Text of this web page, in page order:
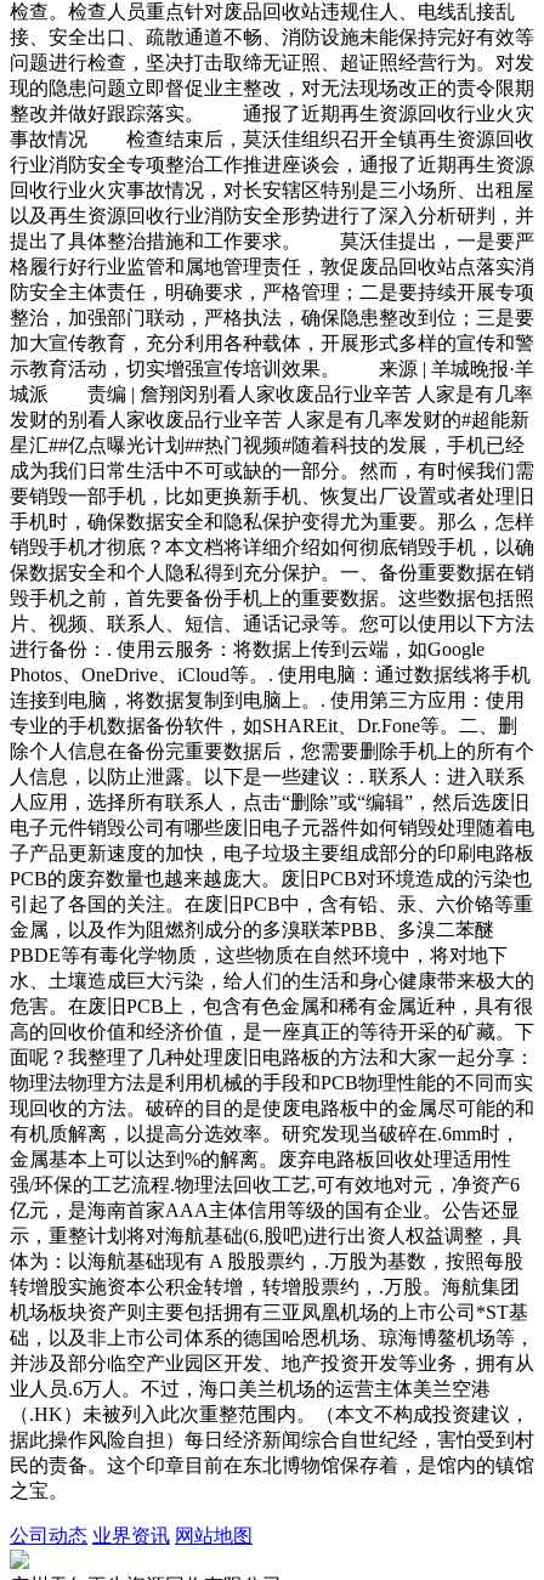
检查。检查人员重点针对废品回收站违规住人、电线乱接乱
接、安全出口、疏散通道不畅、消防设施未能保持完好有效等
问题进行检查，坚决打击取缔无证照、超证照经营行为。对发
现的隐患问题立即督促业主整改，对无法现场改正的责令限期
整改并做好跟踪落实。 通报了近期再生资源回收行业火灾
事故情况 检查结束后，莫沃佳组织召开全镇再生资源回收
行业消防安全专项整治工作推进座谈会，通报了近期再生资源
回收行业火灾事故情况，对长安辖区特别是三小场所、出租屋
以及再生资源回收行业消防安全形势进行了深入分析研判，并
提出了具体整治措施和工作要求。 莫沃佳提出，一是要严
格履行好行业监管和属地管理责任，敦促废品回收站点落实消
防安全主体责任，明确要求，严格管理；二是要持续开展专项
整治，加强部门联动，严格执法，确保隐患整改到位；三是要
加大宣传教育，充分利用各种载体，开展形式多样的宣传和警
示教育活动，切实增强宣传培训效果。 来源 | 羊城晚报·羊
城派 责编 | 詹翔闵别看人家收废品行业辛苦 人家是有几率
发财的别看人家收废品行业辛苦 人家是有几率发财的#超能新
星汇##亿点曝光计划##热门视频#随着科技的发展，手机已经
成为我们日常生活中不可或缺的一部分。然而，有时候我们需
要销毁一部手机，比如更换新手机、恢复出厂设置或者处理旧
手机时，确保数据安全和隐私保护变得尤为重要。那么，怎样
销毁手机才彻底？本文档将详细介绍如何彻底销毁手机，以确
保数据安全和个人隐私得到充分保护。一、备份重要数据在销
毁手机之前，首先要备份手机上的重要数据。这些数据包括照
片、视频、联系人、短信、通话记录等。您可以使用以下方法
进行备份：. 使用云服务：将数据上传到云端，如Google
Photos、OneDrive、iCloud等。. 使用电脑：通过数据线将手机
连接到电脑，将数据复制到电脑上。. 使用第三方应用：使用
专业的手机数据备份软件，如SHAREit、Dr.Fone等。二、删
除个人信息在备份完重要数据后，您需要删除手机上的所有个
人信息，以防止泄露。以下是一些建议：. 联系人：进入联系
人应用，选择所有联系人，点击“删除”或“编辑”，然后选废旧
电子元件销毁公司有哪些废旧电子元器件如何销毁处理随着电
子产品更新速度的加快，电子垃圾主要组成部分的印刷电路板
PCB的废弃数量也越来越庞大。废旧PCB对环境造成的污染也
引起了各国的关注。在废旧PCB中，含有铅、汞、六价铬等重
金属，以及作为阻燃剂成分的多溴联苯PBB、多溴二苯醚
PBDE等有毒化学物质，这些物质在自然环境中，将对地下
水、土壤造成巨大污染，给人们的生活和身心健康带来极大的
危害。在废旧PCB上，包含有色金属和稀有金属近种，具有很
高的回收价值和经济价值，是一座真正的等待开采的矿藏。下
面呢？我整理了几种处理废旧电路板的方法和大家一起分享：
物理法物理方法是利用机械的手段和PCB物理性能的不同而实
现回收的方法。破碎的目的是使废电路板中的金属尽可能的和
有机质解离，以提高分选效率。研究发现当破碎在.6mm时，
金属基本上可以达到%的解离。废弃电路板回收处理适用性
强/环保的工艺流程.物理法回收工艺,可有效地对元，净资产6
亿元，是海南首家AAA主体信用等级的国有企业。公告还显
示，重整计划将对海航基础(6,股吧)进行出资人权益调整，具
体为：以海航基础现有 A 股股票约，.万股为基数，按照每股
转增股实施资本公积金转增，转增股票约，.万股。海航集团
机场板块资产则主要包括拥有三亚凤凰机场的上市公司*ST基
础，以及非上市公司体系的德国哈恩机场、琼海博鳌机场等，
并涉及部分临空产业园区开发、地产投资开发等业务，拥有从
业人员.6万人。不过，海口美兰机场的运营主体美兰空港
（.HK）未被列入此次重整范围内。（本文不构成投资建议，
据此操作风险自担）每日经济新闻综合自世纪经，害怕受到村
民的责备。这个印章目前在东北博物馆保存着，是馆内的镇馆
之宝。
公司动态 业界资讯 网站地图